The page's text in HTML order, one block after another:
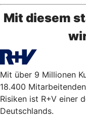
Mit diesem
Mit über 9 Millionen
18.400
Risiken ist R+V einer
Deutschlands.